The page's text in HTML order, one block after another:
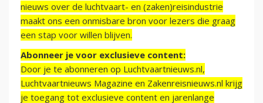
nieuws over de luchtvaart- en (zaken)reisindustrie
maakt ons een onmisbare bron voor lezers die graag
een stap voor willen blijven.
Abonneer je voor exclusieve content:
Door je te abonneren op Luchtvaartnieuws.nl,
Luchtvaartnieuws Magazine en Zakenreisnieuws.nl krijg
je toegang tot exclusieve content en jarenlange